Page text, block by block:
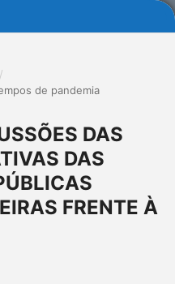
/
de pandemia
DAS
DAS
FRENTE À